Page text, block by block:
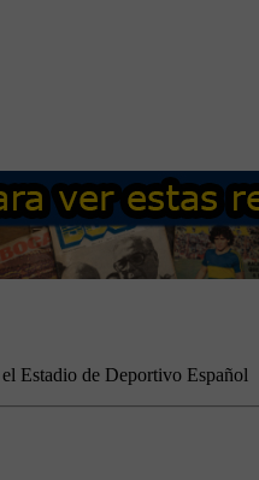
Estadio de Deportivo Español